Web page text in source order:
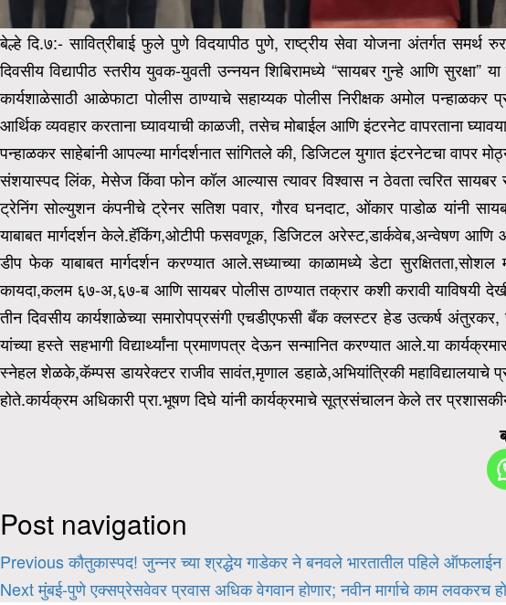
बेल्हे दि.७:- सावित्रीबाई फुले पुणे विदयापीठ पुणे, राष्ट्रीय सेवा योजना अंतर्गत
दिवसीय विद्यापीठ स्तरीय युवक-युवती उन्नयन शिबिरामध्ये “सायबर गुन्हे आणि
कार्यशाळेसाठी आळेफाटा पोलीस ठाण्याचे सहाय्यक पोलीस निरीक्षक अमोल पन्हाळकर
आर्थिक व्यवहार करताना घ्यावयाची काळजी, तसेच मोबाईल आणि इंटरनेट वापरताना
पन्हाळकर साहेबांनी आपल्या मार्गदर्शनात सांगितले की, डिजिटल युगात इंटरनेटचा वापर
संशयास्पद लिंक, मेसेज किंवा फोन कॉल आल्यास त्यावर विश्वास न ठेवता त्वरित सायबर
ट्रेनिंग सोल्युशन कंपनीचे ट्रेनर सतिश पवार, गौरव घनदाट, ओंकार पाडोळ यांनी
याबाबत मार्गदर्शन केले.हॅकिंग,ओटीपी फसवणूक, डिजिटल अरेस्ट,डार्कवेब,अन्वेषण आणि
डीप फेक याबाबत मार्गदर्शन करण्यात आले.सध्याच्या काळामध्ये डेटा सुरक्षितता,सोशल
कायदा,कलम ६७-अ,६७-ब आणि सायबर पोलीस ठाण्यात तक्रार कशी करावीयाविषयी
तीन दिवसीय कार्यशाळेच्या समारोपप्रसंगी एचडीएफसी बँक क्लस्टर हेड उत्कर्ष
यांच्या हस्ते सहभागी विद्यार्थ्यांना प्रमाणपत्र देऊन सन्मानित करण्यात आले.या
स्नेहल शेळके,कॅम्पस डायरेक्टर राजीव सावंत,मृणाल डहाळे,अभियांत्रिकी
होते.कार्यक्रम अधिकारी प्रा.भूषण दिघे यांनी कार्यक्रमाचे सूत्रसंचालन केले तर
Post navigation
Previousकौतुकास्पद! जुन्नर च्या श्रद्धेय गाडेकर ने बनवले भारतातील पहिले
Nextमुंबई-पुणे एक्सप्रेसवेवर प्रवास अधिक वेगवान होणार; नवीन मार्गाचे काम लवकरच